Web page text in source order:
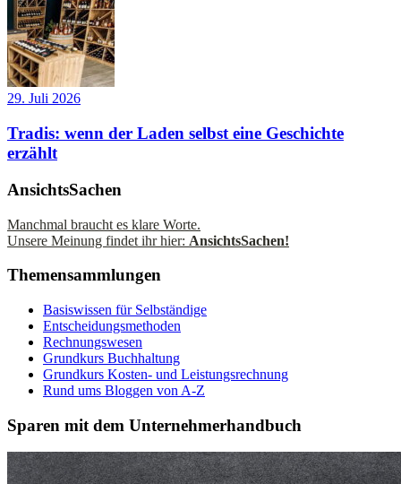
29. Juli 2026
Tradis: wenn der Laden selbst eine Geschichte
erzählt
AnsichtsSachen
Manchmal braucht es klare Worte.
Unsere Meinung findet ihr hier: AnsichtsSachen!
Themensammlungen
Basiswissen für Selbständige
Entscheidungsmethoden
Rechnungswesen
Grundkurs Buchhaltung
Grundkurs Kosten- und Leistungsrechnung
Rund ums Bloggen von A-Z
Sparen mit dem Unternehmerhandbuch